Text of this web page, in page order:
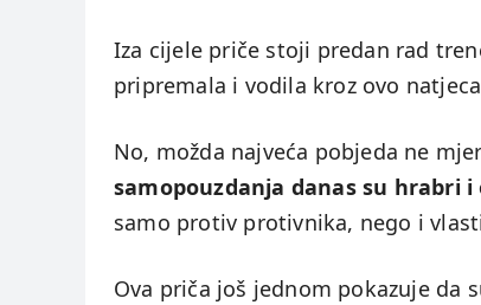
Iza cijele priče stoji predan rad
pripremala i vodila kroz ovo
No, možda najveća pobjeda ne
samopouzdanja danas su hrabri
samo protiv protivnika, nego i
Ova priča još jednom pokazuje da